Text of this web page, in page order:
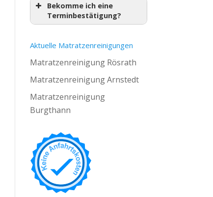
Bekomme ich eine
Terminbestätigung?
Aktuelle Matratzenreinigungen
Matratzenreinigung Rösrath
Matratzenreinigung Arnstedt
Matratzenreinigung
Burgthann